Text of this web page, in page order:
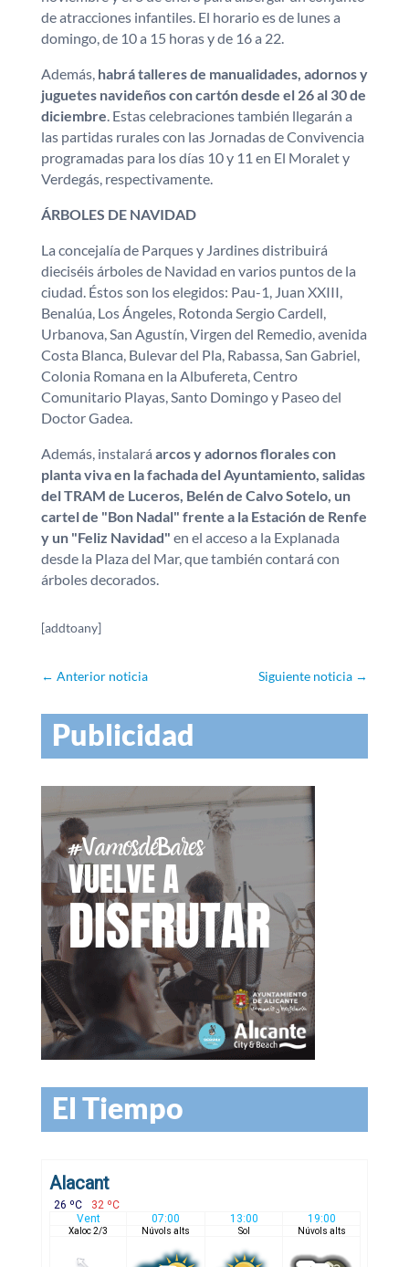
de atracciones infantiles. El horario es de lunes a
domingo, de 10 a 15 horas y de 16 a 22.
Además, habrá talleres de manualidades, adornos y
juguetes navideños con cartón desde el 26 al 30 de
diciembre . Estas celebraciones también llegarán a
las partidas rurales con las Jornadas de Convivencia
programadas para los días 10 y 11 en El Moralet y
Verdegás, respectivamente.
ÁRBOLES DE NAVIDAD
La concejalía de Parques y Jardines distribuirá
dieciséis árboles de Navidad en varios puntos de la
ciudad. Éstos son los elegidos: Pau-1, Juan XXIII,
Benalúa, Los Ángeles, Rotonda Sergio Cardell,
Urbanova, San Agustín, Virgen del Remedio, avenida
Costa Blanca, Bulevar del Pla, Rabassa, San Gabriel,
Colonia Romana en la Albufereta, Centro
Comunitario Playas, Santo Domingo y Paseo del
Doctor Gadea.
Además, instalará arcos y adornos florales con
planta viva en la fachada del Ayuntamiento, salidas
del TRAM de Luceros, Belén de Calvo Sotelo, un
cartel de "Bon Nadal" frente a la Estación de Renfe
y un "Feliz Navidad" en el acceso a la Explanada
desde la Plaza del Mar, que también contará con
árboles decorados.
[addtoany]
← Anterior noticia Siguiente noticia →
Publicidad
El Tiempo